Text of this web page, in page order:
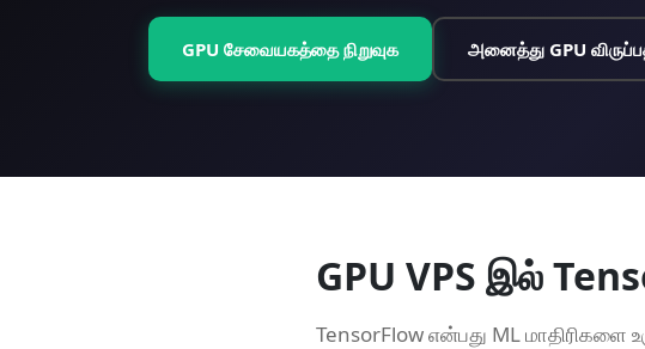
GPU சேவையகத்தை நிறுவுக அனைத்து GPU
GPU VPS இல்
TensorFlow என்பது ML மாதிரிகளை